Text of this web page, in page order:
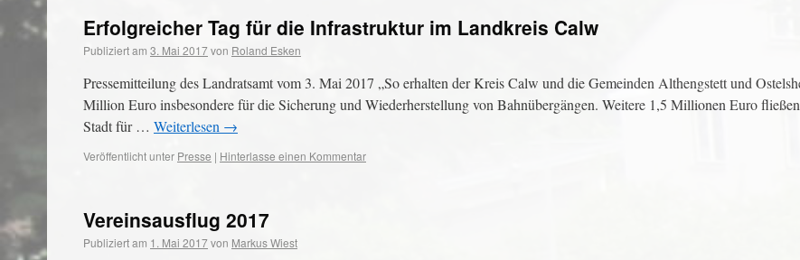
Erfolgreicher Tag für die Infrastruktur im Landkreis Calw
Publiziert am 3. Mai 2017von Roland Esken
Pressemitteilung des Landratsamt vom 3. Mai 2017 „So erhalten der Kreis Calw und die Gemeinden Althengstett und
Million Euro insbesondere für die Sicherung und Wiederherstellung von Bahnübergängen. Weitere 1,5 Millionen Euro
Stadt für … Weiterlesen →
Veröffentlicht unter Presse | Hinterlasse einen Kommentar
Vereinsausflug 2017
Publiziert am 1. Mai 2017von Markus Wiest